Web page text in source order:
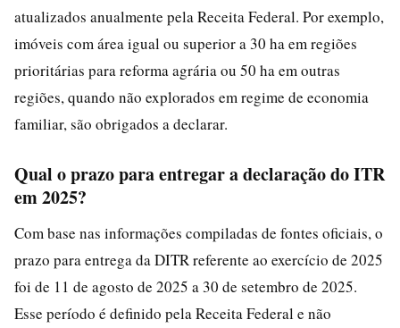
atualizados anualmente pela Receita Federal. Por exemplo,
imóveis com área igual ou superior a 30 ha em regiões
prioritárias para reforma agrária ou 50 ha em outras
regiões, quando não explorados em regime de economia
familiar, são obrigados a declarar.
Qual o prazo para entregar a declaração do ITR
em 2025?
Com base nas informações compiladas de fontes oficiais, o
prazo para entrega da DITR referente ao exercício de 2025
foi de 11 de agosto de 2025 a 30 de setembro de 2025.
Esse período é definido pela Receita Federal e não